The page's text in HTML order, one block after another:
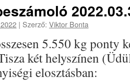
| Szerző: Viktor Bonta
5.550 kg ponty
két helyszínen
elosztásban: